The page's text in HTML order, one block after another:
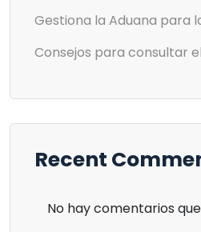
Gestiona la Aduana para
Consejos para consultar
Recent
No hay comentarios